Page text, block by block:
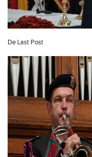
De Last Post